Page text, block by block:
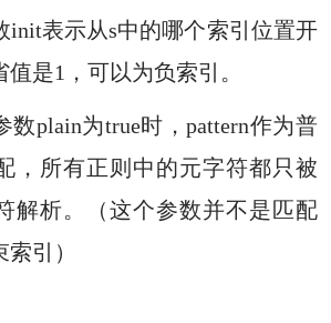
init表示从s中的哪个索引位置开
是1，可以为负索引。
数plain为true时，pattern作为普
，所有正则中的元字符都只被
解析。（这个参数并不是匹配
引）